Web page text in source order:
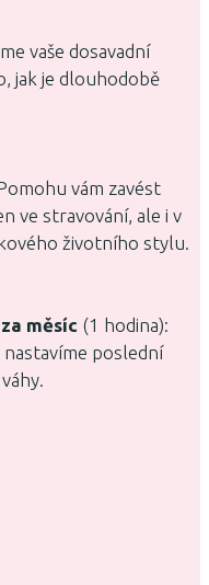
vaše dosavadní
jak je dlouhodobě
vám zavést
ve stravování, ale i v
životního stylu.
měsíc (1 hodina):
nastavíme poslední